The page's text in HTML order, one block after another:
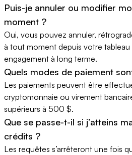
Puis-je annuler ou modifier
moment ?
Oui, vous pouvez annuler,
à tout moment depuis votre tableau
engagement à long terme.
Quels modes de paiement
Les paiements peuvent être
cryptomonnaie ou virement
supérieurs à 500 $.
Que se passe-t-il si j’atteins
crédits ?
Les requêtes s’arrêteront une fois